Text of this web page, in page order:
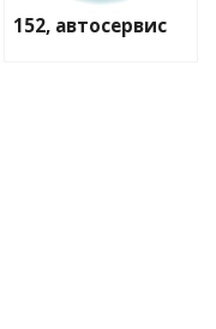
152, автосервис